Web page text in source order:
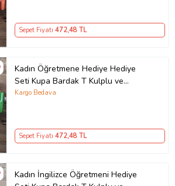
Sepet Fiyatı 472,48 TL
Kadın Öğretmene Hediye Hediye
Seti Kupa Bardak T Kulplu ve
Dekoratif Taş Öğretmenler Günü
Kargo Bedava
Sepet Fiyatı 472,48 TL
Kadın İngilizce Öğretmeni Hediye